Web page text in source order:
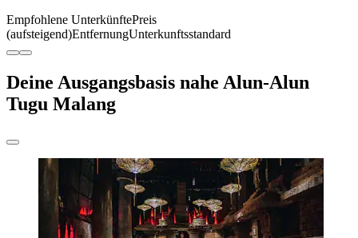
Empfohlene UnterkünftePreis
(aufsteigend)EntfernungUnterkunftsstandard
Deine Ausgangsbasis nahe Alun-Alun
Tugu Malang